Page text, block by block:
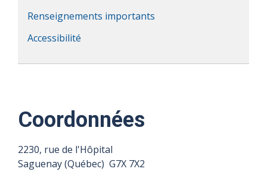
Renseignements importants
Accessibilité
Coordonnées
2230, rue de l'Hôpital
Saguenay (Québec) G7X 7X2